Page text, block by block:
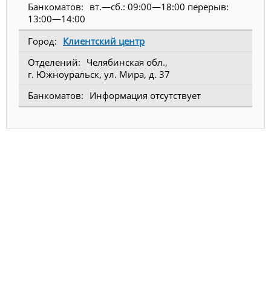
вт.—сб.: 09:00—18:00 перерыв:
13:00—14:00
Клиентский центр
Челябинская обл.,
г. Южноуральск, ул. Мира, д. 37
Информация отсутствует